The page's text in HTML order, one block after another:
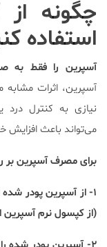
چگونه
استفاده
آسپرین را فقط به
آسپرین، اثرات
نیازی به کنترل
می‌تواند باعث
برای مصرف آسپرین بر
۱- از آسپرین پودر
(از کپسول نرم آسپرین